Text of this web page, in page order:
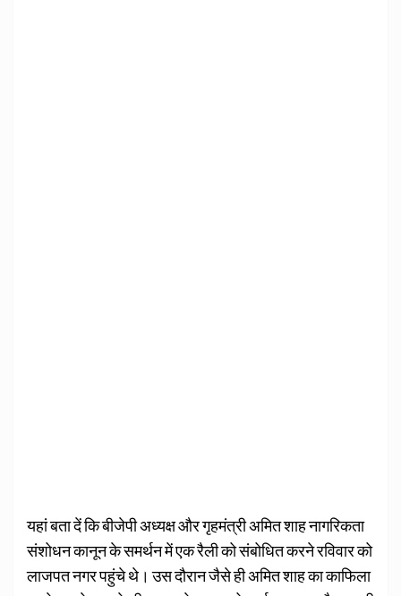
यहां बता दें कि बीजेपी अध्यक्ष और गृहमंत्री अमित शाह नागरिकता
संशोधन कानून के समर्थन में एक रैली को संबोधित करने रविवार को
लाजपत नगर पहुंचे थे। उस दौरान जैसे ही अमित शाह का काफिला